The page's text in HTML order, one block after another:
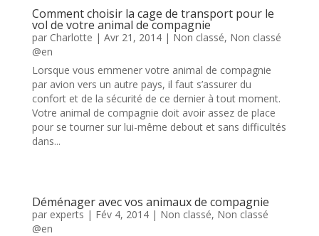
Comment choisir la cage de transport pour le
vol de votre animal de compagnie
par Charlotte | Avr 21, 2014| Non classé, Non classé
@en
Lorsque vous emmener votre animal de compagnie
par avion vers un autre pays, il faut s’assurer du
confort et de la sécurité de ce dernier à tout moment.
Votre animal de compagnie doit avoir assez de place
pour se tourner sur lui-même debout et sans difficultés
dans...
Déménager avec vos animaux de compagnie
par experts | Fév 4, 2014| Non classé, Non classé
@en